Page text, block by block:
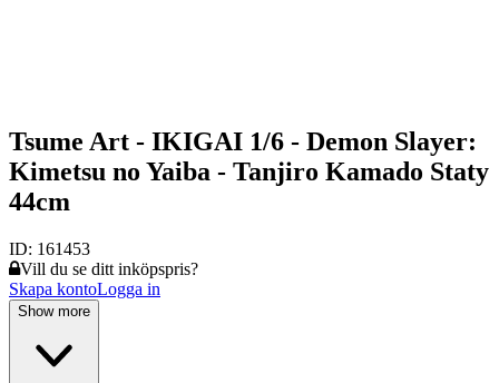
Tsume Art - IKIGAI 1/6 - Demon Slayer:
Kimetsu no Yaiba - Tanjiro Kamado Staty
44cm
ID: 161453
Vill du se ditt inköpspris?
Skapa kontoLogga in
Show more